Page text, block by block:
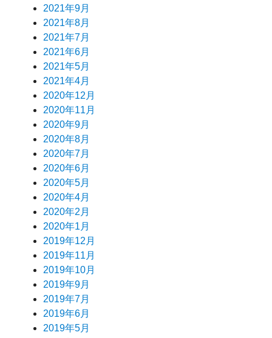
2021年9月
2021年8月
2021年7月
2021年6月
2021年5月
2021年4月
2020年12月
2020年11月
2020年9月
2020年8月
2020年7月
2020年6月
2020年5月
2020年4月
2020年2月
2020年1月
2019年12月
2019年11月
2019年10月
2019年9月
2019年7月
2019年6月
2019年5月